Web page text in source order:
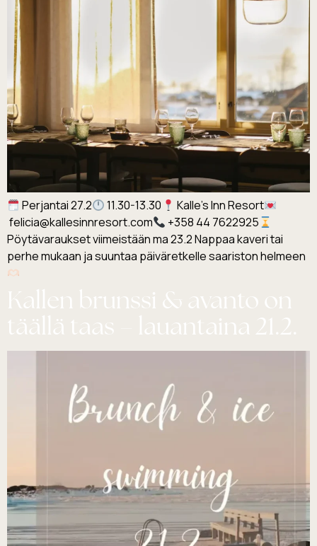
Perjantai 27.2 11.30-13.30
Kalle’s Inn Resort
felicia@kallesinnresort.com
+358 44 7622925
Pöytävaraukset viimeistään ma 23.2 Nappaa kaveri tai
perhe mukaan ja suuntaa päiväretkelle saariston helmeen
Kallen brunssi & avanto on
täällä taas – lauantaina 21.2.